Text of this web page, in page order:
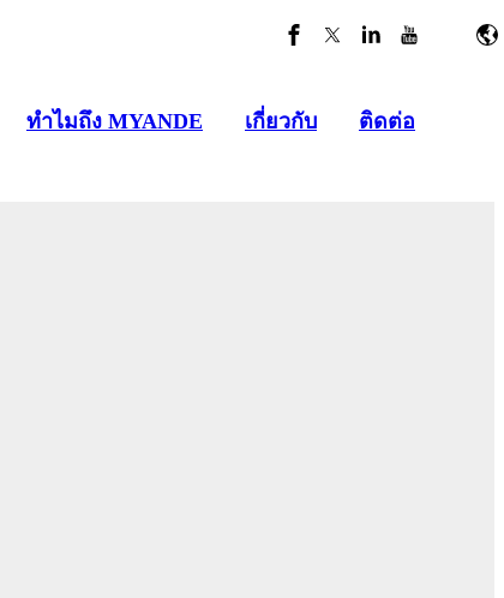
ทำไมถึง MYANDE เกี่ยวกับ ติดต่อ